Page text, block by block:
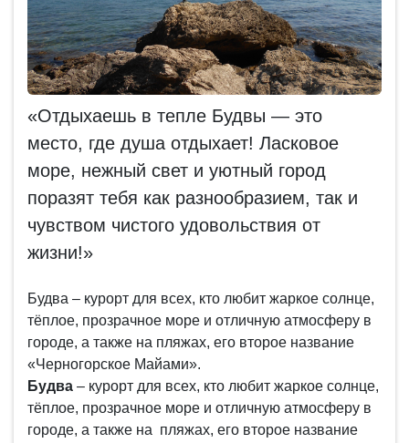
«Отдыхаешь в тепле Будвы — это
место, где душа отдыхает! Ласковое
море, нежный свет и уютный город
поразят тебя как разнообразием, так и
чувством чистого удовольствия от
жизни!»
Будва – курорт для всех, кто любит жаркое солнце,
тёплое, прозрачное море и отличную атмосферу в
городе, а также на пляжах, его второе название
«Черногорское Майами».
Будва – курорт для всех, кто любит жаркое солнце,
тёплое, прозрачное море и отличную атмосферу в
городе, а также на пляжах, его второе название